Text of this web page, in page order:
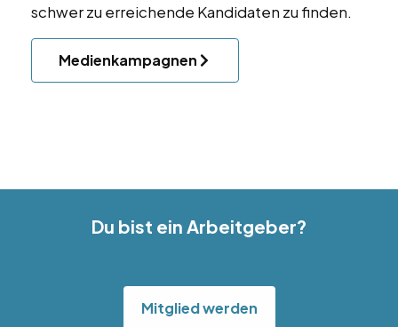
schwer zu erreichende Kandidaten zu finden.
Medienkampagnen
Du bist ein Arbeitgeber?
Mitglied werden